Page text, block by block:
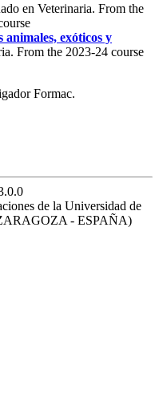
en Veterinaria. From the
exóticos y
From the 2023-24 course
Formac.
de la Universidad de
- ESPAÑA)